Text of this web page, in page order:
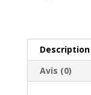
Description
Avis (0)